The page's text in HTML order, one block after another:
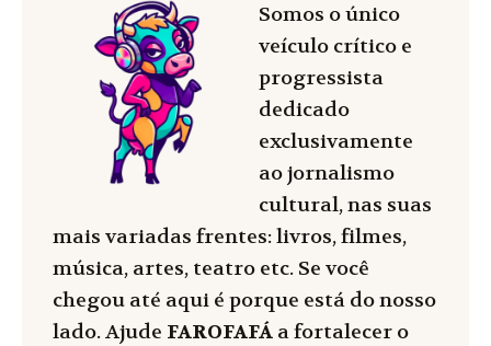
Somos o único
veículo crítico e
progressista
dedicado
exclusivamente
ao jornalismo
cultural, nas suas
mais variadas frentes: livros, filmes,
música, artes, teatro etc. Se você
chegou até aqui é porque está do nosso
lado. Ajude FAROFAFÁ a fortalecer o